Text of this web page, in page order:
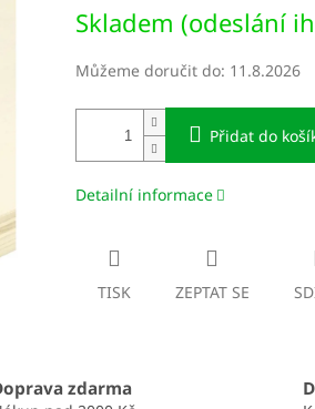
cena:
Skladem (odeslání
Můžeme doručit do: 11.8.2026
Přidat do
Detailní informace
TISK ZEPTAT SE
zdarma